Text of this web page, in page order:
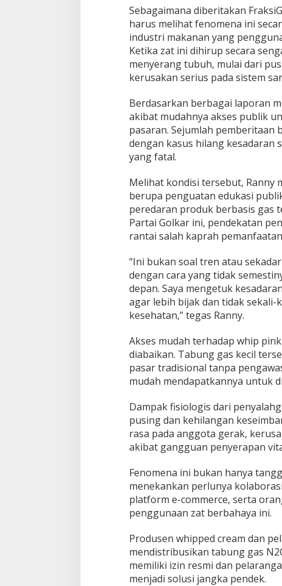
r
a
f
M
e
n
g
i
t
a
i
G
e
r
a
M
u
a
Sebagaimana diberitakan
harus melihat fenomena ini
industri makanan yang
Ketika zat ini dihirup secara
menyerang tubuh, mulai dari
kerusakan serius pada sistem
Berdasarkan berbagai laporan
akibat mudahnya akses publik
pasaran. Sejumlah
dengan kasus hilang
yang fatal.
Melihat kondisi tersebut, Ranny
berupa penguatan edukasi
peredaran produk berbasis gas
Partai Golkar ini, pendekatan
rantai salah kaprah
“Ini bukan soal tren atau
dengan cara yang tidak
depan. Saya mengetuk
agar lebih bijak dan tidak sekali-
kesehatan,” tegas Ranny.
Akses mudah terhadap whip
diabaikan. Tabung gas kecil
pasar tradisional tanpa
mudah mendapatkannya untuk
Dampak fisiologis dari
pusing dan kehilangan
rasa pada anggota gerak,
akibat gangguan penyerapan
Fenomena ini bukan hanya
menekankan perlunya
platform e-commerce, serta
penggunaan zat berbahaya ini.
Produsen whipped cream dan
mendistribusikan tabung gas
memiliki izin resmi dan
menjadi solusi jangka pendek.